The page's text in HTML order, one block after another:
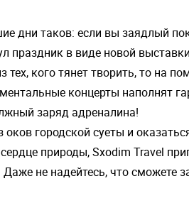
дни таков: если вы заядлый
праздник в виде новой
тех, кого тянет творить, то на
концерты наполнят
заряд адреналина!
оков городской суеты и
природы, Sxodim Travel
не надейтесь, что сможете